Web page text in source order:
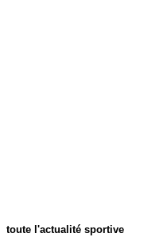
toute l'actualité sportive